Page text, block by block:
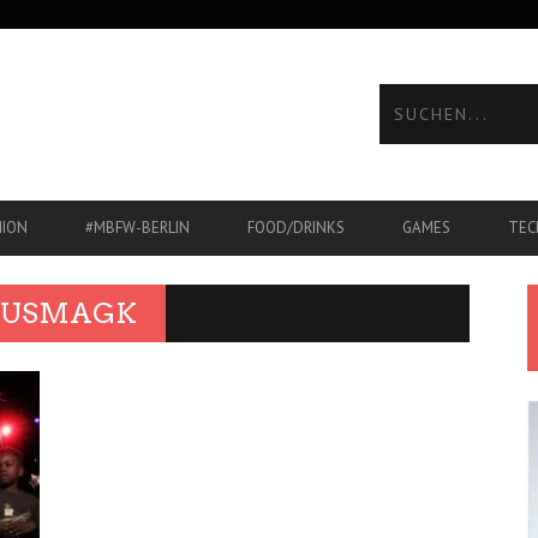
#MBFW-BERLIN FOOD/DRINKS GAMES